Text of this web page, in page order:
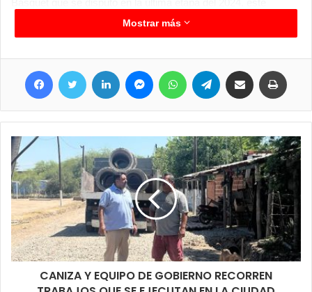
miércoles a las 20 hs. arrancan los encuentros.
Mostrar más
CANIZA Y EQUIPO DE GOBIERNO RECORREN